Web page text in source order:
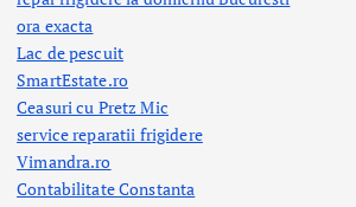
ora exacta
Lac de pescuit
SmartEstate.ro
Ceasuri cu Pretz Mic
service reparatii frigidere
Vimandra.ro
Contabilitate Constanta